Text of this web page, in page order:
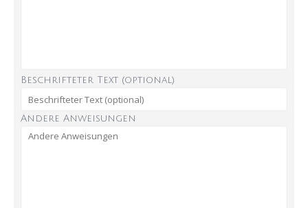
Beschrifteter Text (optional)
Andere Anweisungen